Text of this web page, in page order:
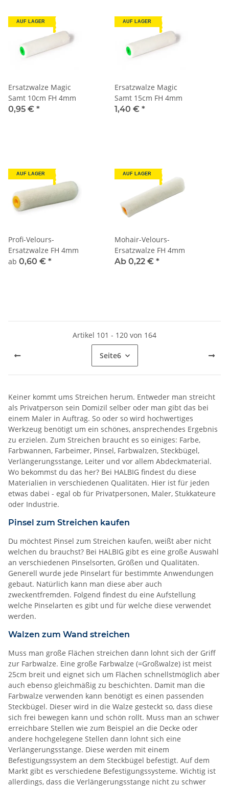
AUF LAGER
Ersatzwalze Magic
Samt 10cm FH 4mm
0,95 € *
AUF LAGER
Ersatzwalze Magic
Samt 15cm FH 4mm
1,40 € *
AUF LAGER
Profi-Velours-
Ersatzwalze FH 4mm
ab 0,60 € *
AUF LAGER
Mohair-Velours-
Ersatzwalze FH 4mm
Ab 0,22 € *
Artikel 101 - 120 von 164
Seite6
Keiner kommt ums Streichen herum. Entweder man streicht
als Privatperson sein Domizil selber oder man gibt das bei
einem Maler in Auftrag. So oder so wird hochwertiges
Werkzeug benötigt um ein schönes, ansprechendes Ergebnis
zu erzielen. Zum Streichen braucht es so einiges: Farbe,
Farbwannen, Farbeimer, Pinsel, Farbwalzen, Steckbügel,
Verlängerungsstange, Leiter und vor allem Abdeckmaterial.
Wo bekommst du das her? Bei HALBIG findest du diese
Materialien in verschiedenen Qualitäten. Hier ist für jeden
etwas dabei - egal ob für Privatpersonen, Maler, Stukkateure
oder Industrie.
Pinsel zum Streichen kaufen
Du möchtest Pinsel zum Streichen kaufen, weißt aber nicht
welchen du brauchst? Bei HALBIG gibt es eine große Auswahl
an verschiedenen Pinselsorten, Größen und Qualitäten.
Generell wurde jede Pinselart für bestimmte Anwendungen
gebaut. Natürlich kann man diese aber auch
zweckentfremden. Folgend findest du eine Aufstellung
welche Pinselarten es gibt und für welche diese verwendet
werden.
Walzen zum Wand streichen
Muss man große Flächen streichen dann lohnt sich der Griff
zur Farbwalze. Eine große Farbwalze (=Großwalze) ist meist
25cm breit und eignet sich um Flächen schnellstmöglich aber
auch ebenso gleichmäßig zu beschichten. Damit man die
Farbwalze verwenden kann benötigt es einen passenden
Steckbügel. Dieser wird in die Walze gesteckt so, dass diese
sich frei bewegen kann und schön rollt. Muss man an schwer
erreichbare Stellen wie zum Beispiel an die Decke oder
andere hochgelegene Stellen dann lohnt sich eine
Verlängerungsstange. Diese werden mit einem
Befestigungssystem an dem Steckbügel befestigt. Auf dem
Markt gibt es verschiedene Befestigungssysteme. Wichtig ist
allerdings, dass die Verlängerungsstange nicht zu schwer